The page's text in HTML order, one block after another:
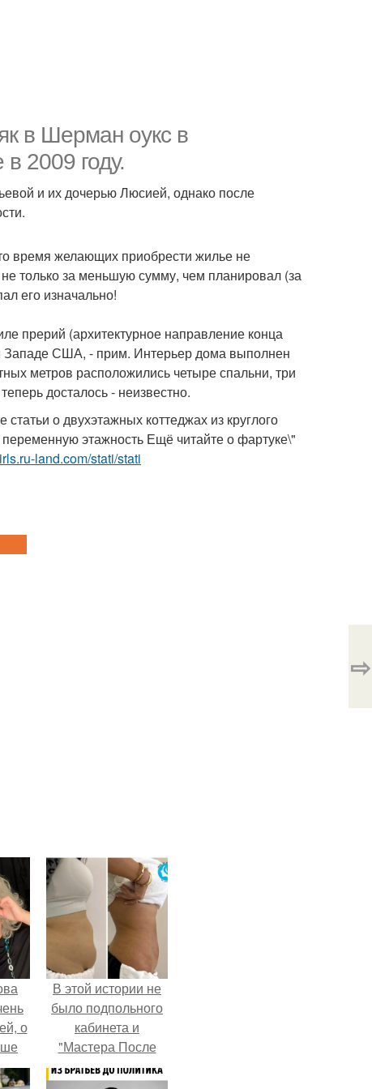
в Шерман оукс в
2009 году.
и их дочерью Люсией, однако после
время желающих приобрести жилье не
только за меньшую сумму, чем планировал (за
его изначально!
прерий (архитектурное направление конца
Западе США, - прим. Интерьер дома выполнен
метров расположились четыре спальни, три
досталось - неизвестно.
о двухэтажных коттеджах из круглого
этажность Ещё читайте о фартуке\"
land.com/stati/stati
⇨
о
В этой истории не
было подпольного
кабинета и
"Мастера После
Двухнедельных